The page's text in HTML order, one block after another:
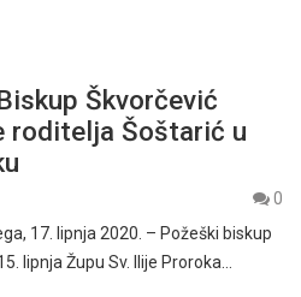
Škvorčević
Šoštarić u
0
17. lipnja 2020. – Požeški biskup
lipnja Župu Sv. Ilije Proroka…